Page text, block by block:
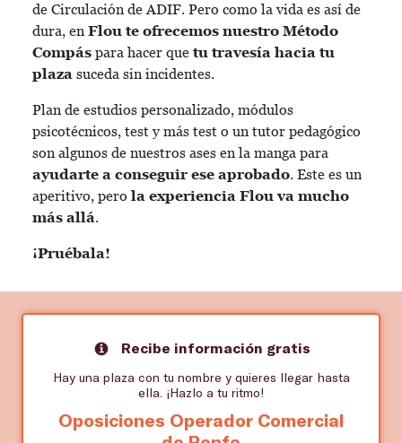
de Circulación de ADIF. Pero como la vida es así de
dura, en Flou te ofrecemos nuestro Método
Compás para hacer que tu travesía hacia tu
plaza suceda sin incidentes.
Plan de estudios personalizado, módulos
psicotécnicos, test y más test o un tutor pedagógico
son algunos de nuestros ases en la manga para
ayudarte a conseguir ese aprobado. Este es un
aperitivo, pero la experiencia Flou va mucho
más allá.
¡Pruébala!
Recibe información gratis
Hay una plaza con tu nombre y quieres llegar hasta
ella. ¡Hazlo a tu ritmo!
Oposiciones Operador Comercial